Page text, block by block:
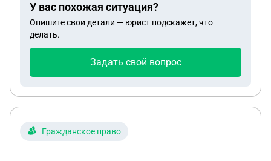
так как ребёнку стала плохо после удара .
Подойдя к администратору объяснив ситуацию ,
мне отказали в возврате денежных средств за
на это право или это нарушение закона .
У вас похожая ситуация?
Опишите свои детали — юрист подскажет, что
делать.
Задать свой вопрос
Гражданское право